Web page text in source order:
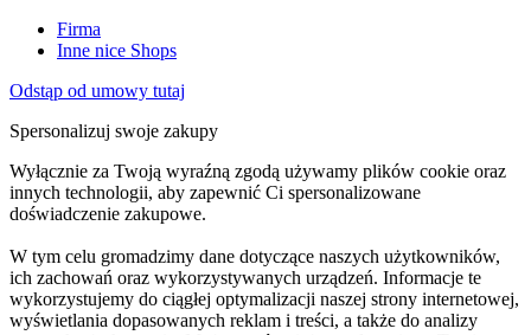
Firma
Inne nice Shops
Odstąp od umowy tutaj
Spersonalizuj swoje zakupy
Wyłącznie za Twoją wyraźną zgodą używamy plików cookie oraz
innych technologii, aby zapewnić Ci spersonalizowane
doświadczenie zakupowe.
W tym celu gromadzimy dane dotyczące naszych użytkowników,
ich zachowań oraz wykorzystywanych urządzeń. Informacje te
wykorzystujemy do ciągłej optymalizacji naszej strony internetowej,
wyświetlania dopasowanych reklam i treści, a także do analizy